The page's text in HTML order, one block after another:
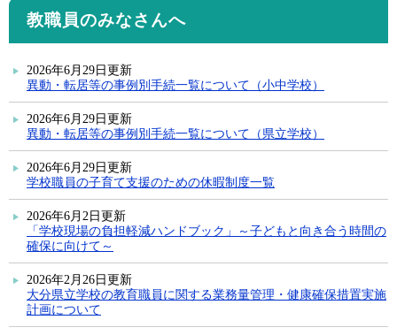
教職員のみなさんへ
2026年6月29日更新
異動・転居等の事例別手続一覧について（小中学校）
2026年6月29日更新
異動・転居等の事例別手続一覧について（県立学校）
2026年6月29日更新
学校職員の子育て支援のための休暇制度一覧
2026年6月2日更新
「学校現場の負担軽減ハンドブック」～子どもと向き合う時間の
確保に向けて～
2026年2月26日更新
大分県立学校の教育職員に関する業務量管理・健康確保措置実施
計画について